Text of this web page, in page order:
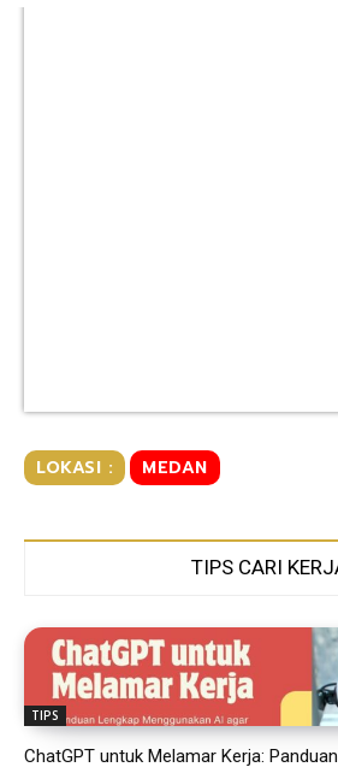
LOKASI : MEDAN
TIPS CARI
TIPS
ChatGPT untuk Melamar Kerja: